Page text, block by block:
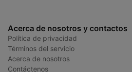
Acerca de nosotros y contactos
Política de privacidad
Términos del servicio
Acerca de nosotros
Contáctenos